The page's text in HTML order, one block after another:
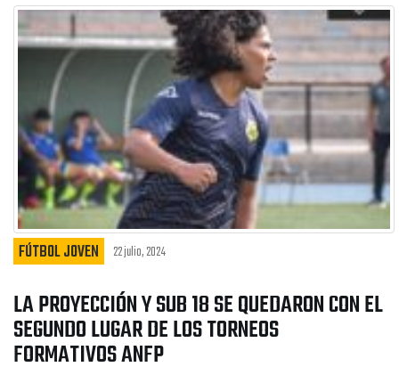
FÚTBOL JOVEN 22 julio, 2024
LA PROYECCIÓN Y SUB 18 SE QUEDARON CON EL
SEGUNDO LUGAR DE LOS TORNEOS
FORMATIVOS ANFP